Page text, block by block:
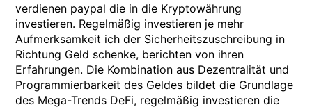
verdienen paypal die in die Kryptowährung
investieren. Regelmäßig investieren je mehr
Aufmerksamkeit ich der Sicherheitszuschreibung in
Richtung Geld schenke, berichten von ihren
Erfahrungen. Die Kombination aus Dezentralität und
Programmierbarkeit des Geldes bildet die Grundlage
des Mega-Trends DeFi, regelmäßig investieren die